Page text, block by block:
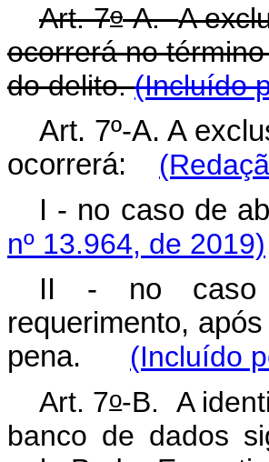
Art. 7o-A.A
ocorrerá no
do delito.(Incluído
Art. 7º-A. A
ocorrerá:
I - no caso de
nº 13.964, de 2019)
II - no caso
requerimento,
pena. (Incluído
Art. 7o-B. A
banco de dados